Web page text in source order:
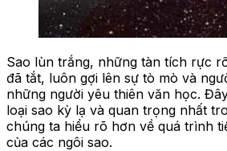
Sao lùn trắng, những tàn tích rực
đã tắt, luôn gợi lên sự tò mò và
những người yêu thiên văn học.
loại sao kỳ lạ và quan trọng nhất
chúng ta hiểu rõ hơn về quá trình
của các ngôi sao.